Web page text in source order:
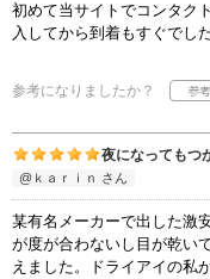
初めて当サイトでコンタク
入してから到着もすぐでし
参考になりましたか？
夜になってもつ
@ｋａｒｉｎ さん
某有名メーカーで出した激
が度が合わないし目が乾い
えました。ドライアイの私